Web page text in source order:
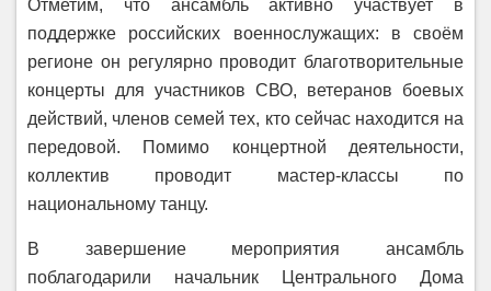
Отметим, что ансамбль активно участвует в
поддержке российских военнослужащих: в своём
регионе он регулярно проводит благотворительные
концерты для участников СВО, ветеранов боевых
действий, членов семей тех, кто сейчас находится на
передовой. Помимо концертной деятельности,
коллектив проводит мастер‑классы по
национальному танцу.
В завершение мероприятия ансамбль
поблагодарили начальник Центрального Дома